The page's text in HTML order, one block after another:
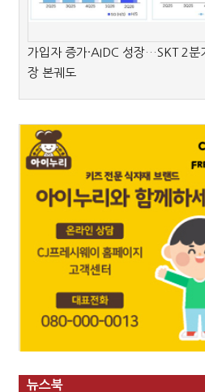
가입자 증가·AIDC 성장…SKT 2분
장 본궤도
뉴스북